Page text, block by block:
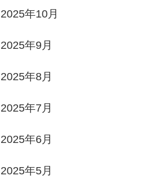
2025年10月
2025年9月
2025年8月
2025年7月
2025年6月
2025年5月